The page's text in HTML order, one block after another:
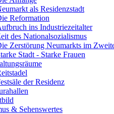
als Residenzstadt
Reformation
ins Industriezeitalter
des Nationalsozialismus
Zerstörung Neumarkts im
Stadt - Starke Frauen
der Residenz
& Sehenswertes